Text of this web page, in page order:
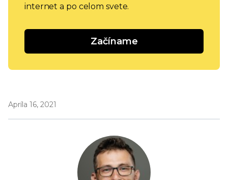
internet a po celom svete.
Začíname
Apríla 16, 2021